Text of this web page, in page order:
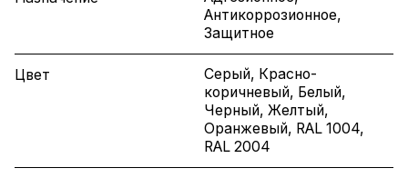
Антикоррозионное,
Защитное
Цвет
Серый, Красно-
коричневый, Белый,
Черный, Желтый,
Оранжевый, RAL 1004,
RAL 2004